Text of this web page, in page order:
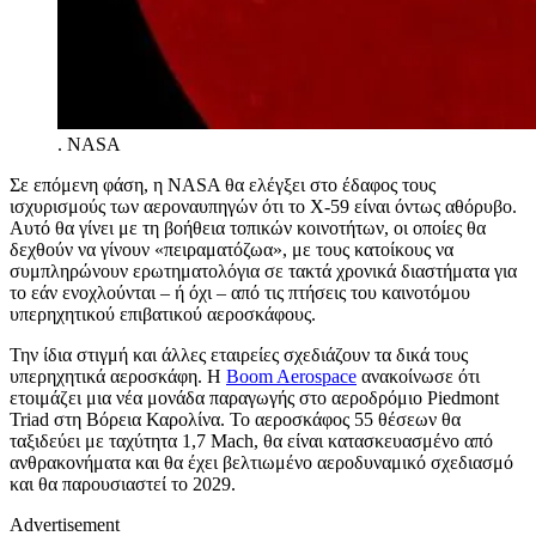
. NASA
Σε επόμενη φάση, η NASA θα ελέγξει στο έδαφος τους
ισχυρισμούς των αεροναυπηγών ότι το Χ-59 είναι όντως αθόρυβο.
Αυτό θα γίνει με τη βοήθεια τοπικών κοινοτήτων, οι οποίες θα
δεχθούν να γίνουν «πειραματόζωα», με τους κατοίκους να
συμπληρώνουν ερωτηματολόγια σε τακτά χρονικά διαστήματα για
το εάν ενοχλούνται – ή όχι – από τις πτήσεις του καινοτόμου
υπερηχητικού επιβατικού αεροσκάφους.
Την ίδια στιγμή και άλλες εταιρείες σχεδιάζουν τα δικά τους
υπερηχητικά αεροσκάφη. Η Boom Aerospace ανακοίνωσε ότι
ετοιμάζει μια νέα μονάδα παραγωγής στο αεροδρόμιο Piedmont
Triad στη Βόρεια Καρολίνα. Το αεροσκάφος 55 θέσεων θα
ταξιδεύει με ταχύτητα 1,7 Mach, θα είναι κατασκευασμένο από
ανθρακονήματα και θα έχει βελτιωμένο αεροδυναμικό σχεδιασμό
και θα παρουσιαστεί το 2029.
Advertisement